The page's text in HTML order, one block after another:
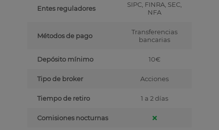
Entes reguladores
SIPC, FINRA, SEC,
NFA
Métodos de pago
Transferencias
bancarias
Depósito mínimo 10€
Tipo de broker Acciones
Tiempo de retiro 1 a 2 días
Comisiones nocturnas